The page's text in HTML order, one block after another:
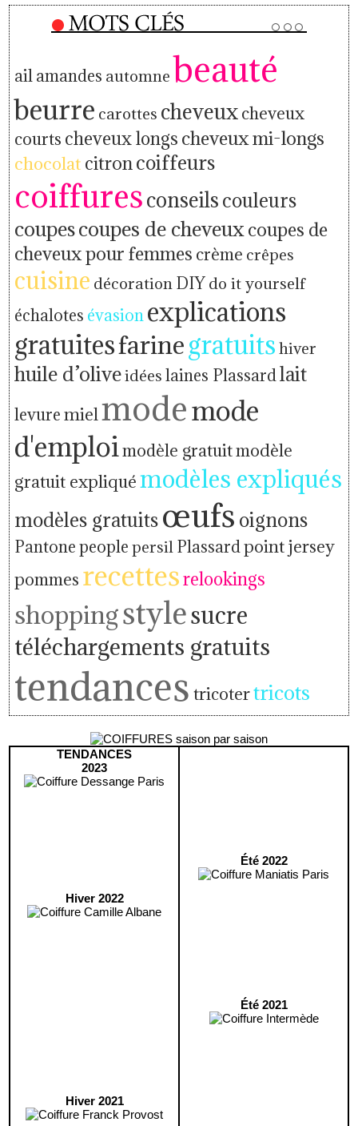
ailamandes automne beauté
beurre carottes cheveuxcheveux
courts cheveux longs cheveux mi-longs
chocolat citroncoiffeurs
coiffuresconseilscouleurs
coupescoupes de cheveuxcoupes de
cheveux pour femmes crème crêpes
cuisine décoration DIY do it yourself
échalotes évasionexplications
gratuitesfarinegratuits hiver
huile d’oliveidées laines Plassardlait
levuremielmodemode
d'emploimodèle gratuitmodèle
gratuit expliquémodèles expliqués
modèles gratuitsœufs oignons
Pantone people persil Plassardpoint jersey
pommes recettesrelookings
shoppingstylesucre
téléchargements gratuits
tendances tricotertricots
TENDANCES
2023
Hiver 2022
Hiver 2021
Été 2022
Été 2021